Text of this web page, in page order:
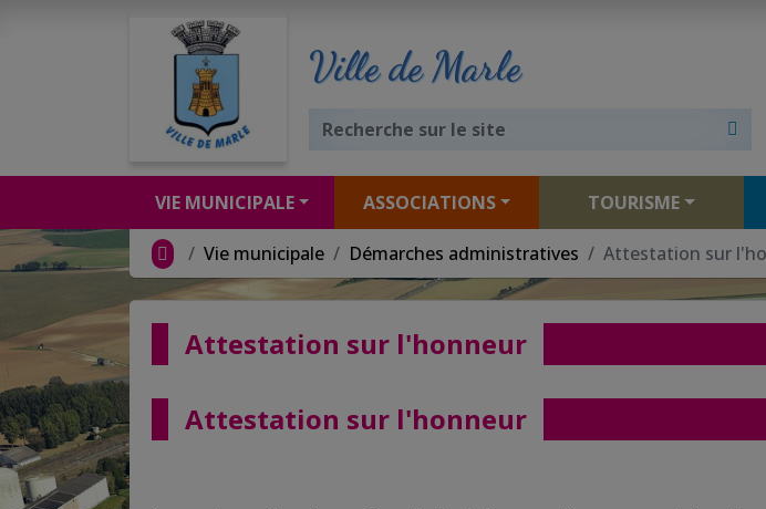
Ville de Marle
VIE MUNICIPALE ASSOCIATIONS TOURISME
Vie municipale Démarches administratives Attestation sur
Attestation sur l'honneur
Attestation sur l'honneur